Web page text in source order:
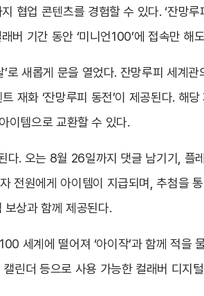
협업 콘텐츠를 경험할 수 있다. ‘잔망
버 기간 동안 ‘미니언100’에 접속만
’로 새롭게 문을 열었다. 잔망루피 세계
재화 ‘잔망루피 동전’이 제공된다. 해
이템으로 교환할 수 있다.
. 오는 8월 26일까지 댓글 남기기, 플
전원에게 아이템이 지급되며, 추첨을
보상과 함께 제공된다.
세계에 떨어져 ‘아이작’과 함께 적
린더 등으로 사용 가능한 컬래버 디지